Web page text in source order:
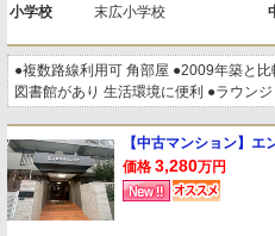
小学校 末広小学校
●複数路線利用可 角部屋 ●2009年築と
図書館があり 生活環境に便利 ●ラウン
【中古マンション】エ
価格 3,280万円